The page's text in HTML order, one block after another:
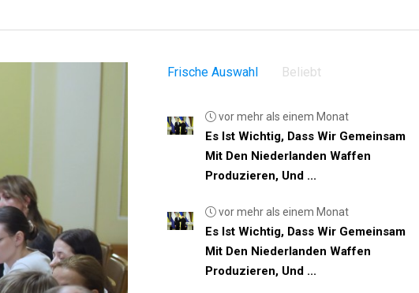
Frische Auswahl Beliebt
vor mehr als einem Monat
Es Ist Wichtig, Dass Wir Gemeinsam
Mit Den Niederlanden Waffen
Produzieren, Und ...
vor mehr als einem Monat
Es Ist Wichtig, Dass Wir Gemeinsam
Mit Den Niederlanden Waffen
Produzieren, Und ...